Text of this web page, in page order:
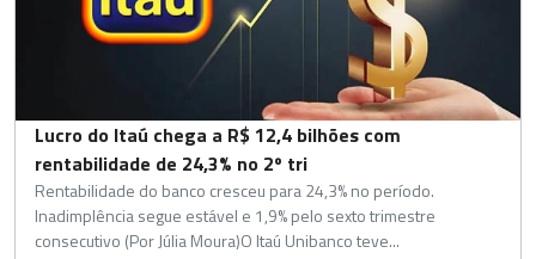
Lucro do Itaú chega a R$ 12,4 bilhões com
rentabilidade de 24,3% no 2º tri
Rentabilidade do banco cresceu para 24,3% no período.
Inadimplência segue estável e 1,9% pelo sexto trimestre
consecutivo (Por Júlia Moura)O Itaú Unibanco teve...